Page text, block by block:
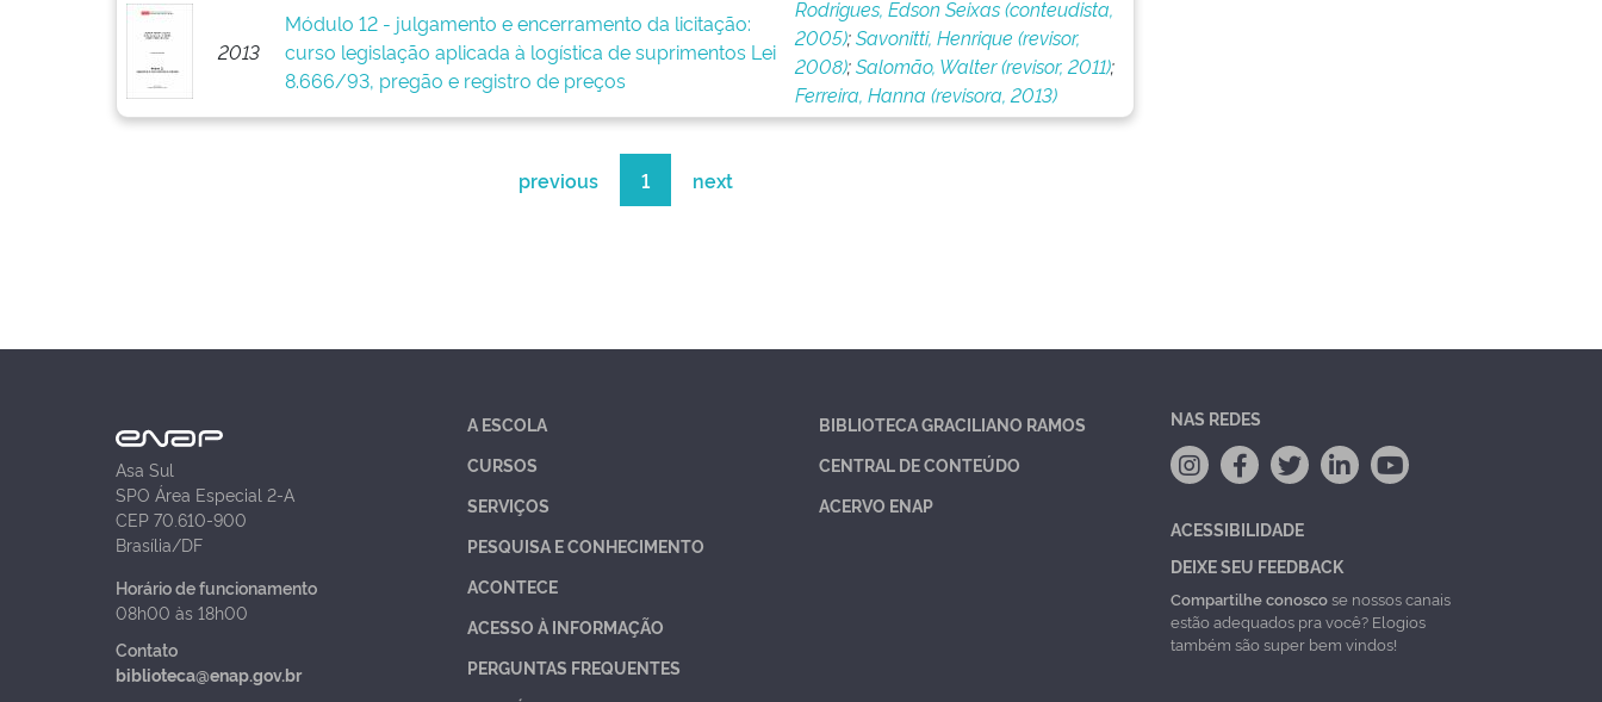
2013
Módulo 12 - julgamento e encerramento da licitação:
curso legislação aplicada à logística de suprimentos Lei
8.666/93, pregão e registro de preços
Rodrigues, Edson Seixas (conteudista,
2005);Savonitti, Henrique (revisor,
2008);Salomão, Walter (revisor, 2011);
Ferreira, Hanna (revisora, 2013)
previous 1 next
Asa Sul
SPO Área Especial 2-A
CEP 70.610-900
Brasília/DF
Horário de funcionamento
08h00 às 18h00
Contato
biblioteca@enap.gov.br
A ESCOLA
CURSOS
SERVIÇOS
PESQUISA E CONHECIMENTO
ACONTECE
ACESSO À INFORMAÇÃO
PERGUNTAS FREQUENTES
BIBLIOTECA GRACILIANO RAMOS
CENTRAL DE CONTEÚDO
ACERVO ENAP
NAS REDES
ACESSIBILIDADE
DEIXE SEU FEEDBACK
Compartilhe conoscose nossos canais
estão adequados pra você? Elogios
também são super bem vindos!